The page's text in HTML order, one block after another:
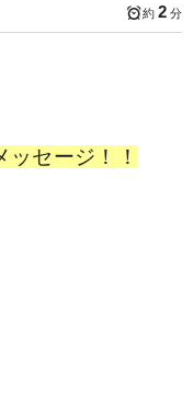
約 2 分
ッセージ！！